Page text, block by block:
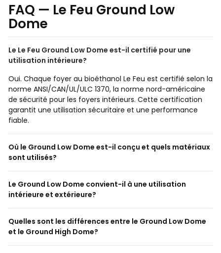
FAQ — Le Feu Ground Low
Dome
Le Le Feu Ground Low Dome est-il certifié pour une
utilisation intérieure?
Oui. Chaque foyer au bioéthanol Le Feu est certifié selon la
norme ANSI/CAN/UL/ULC 1370, la norme nord-américaine
de sécurité pour les foyers intérieurs. Cette certification
garantit une utilisation sécuritaire et une performance
fiable.
Où le Ground Low Dome est-il conçu et quels matériaux
sont utilisés?
Le Ground Low Dome convient-il à une utilisation
intérieure et extérieure?
Quelles sont les différences entre le Ground Low Dome
et le Ground High Dome?